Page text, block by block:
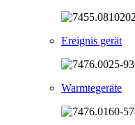
Ereignis gerät
Warmtegeräte